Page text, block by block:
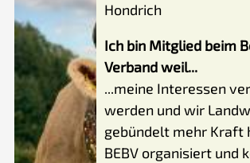
Hondrich
Ich bin Mitglied beim
Verband weil...
...meine Interessen
werden und wir
gebündelt mehr Kraft
BEBV organisiert und